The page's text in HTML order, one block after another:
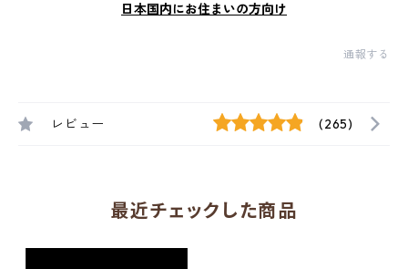
日本国内にお住まいの方向け
通報する
レビュー (265)
最近チェックした商品